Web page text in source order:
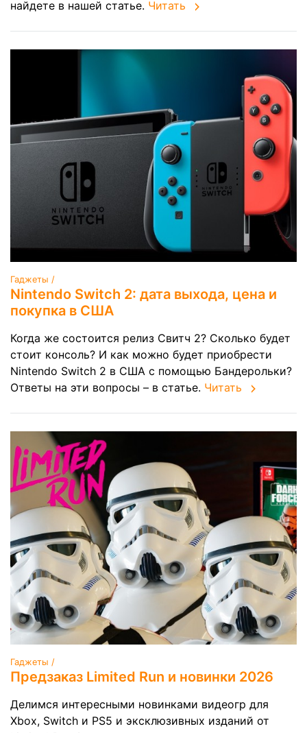
найдете в нашей статье. Читать
Гаджеты /
Nintendo Switch 2: дата выхода, цена и
покупка в США
Когда же состоится релиз Свитч 2? Сколько будет
стоит консоль? И как можно будет приобрести
Nintendo Switch 2 в США с помощью Бандерольки?
Ответы на эти вопросы – в статье. Читать
Гаджеты /
Предзаказ Limited Run и новинки 2026
Делимся интересными новинками видеогр для
Xbox, Switch и PS5 и эксклюзивных изданий от